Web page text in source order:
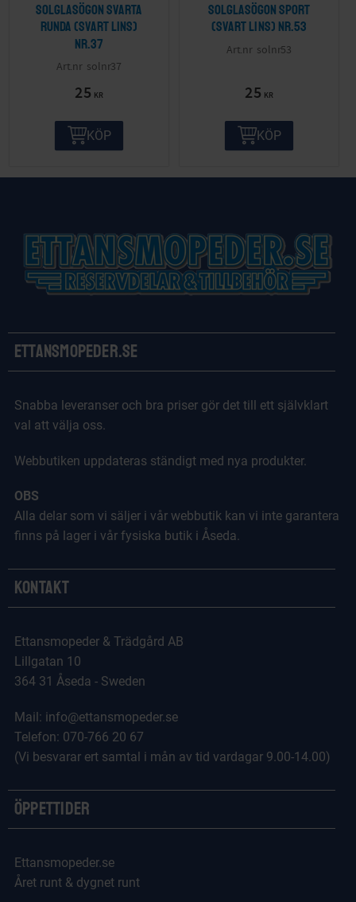
Solglasögon svarta
runda (svart lins)
nr.37
solnr37
25 KR
KÖP
Solglasögon sport
(svart lins) nr.53
solnr53
25 KR
KÖP
Ettansmopeder.se
Snabba leveranser och bra priser gör det till ett självklart
val att välja oss.
Webbutiken uppdateras ständigt med nya produkter.
OBS
Alla delar som vi säljer i vår webbutik kan vi inte garantera
finns på lager i vår fysiska butik i Åseda.
Kontakt
Ettansmopeder & Trädgård AB
Lillgatan 10
364 31 Åseda - Sweden
Mail: info@ettansmopeder.se
Telefon: 070-766 20 67
(Vi besvarar ert samtal i mån av tid vardagar 9.00-14.00)
Öppettider
Ettansmopeder.se
Året runt & dygnet runt